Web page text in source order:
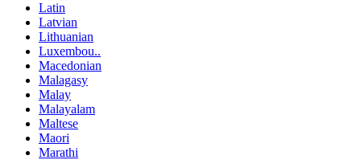
Latin
Latvian
Lithuanian
Luxembou..
Macedonian
Malagasy
Malay
Malayalam
Maltese
Maori
Marathi